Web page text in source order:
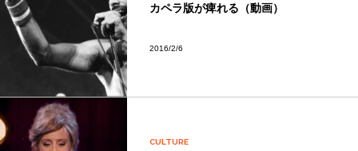
カペラ版が痺れる（動画）
2016/2/6
CULTURE